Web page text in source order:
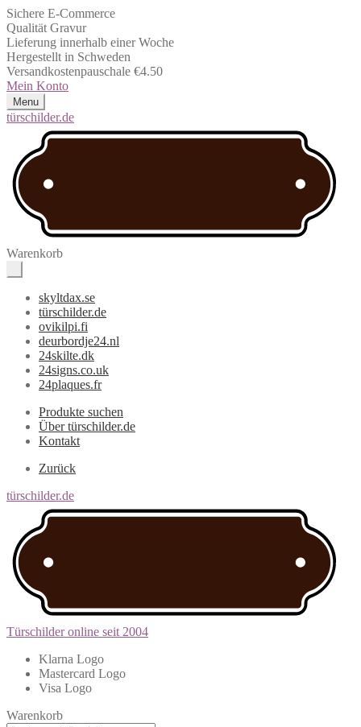
Sichere E-Commerce
Qualität Gravur
Lieferung innerhalb einer Woche
Hergestellt in Schweden
Versandkostenpauschale €4.50
Mein Konto
Menu
türschilder.de
Warenkorb
skyltdax.se
türschilder.de
ovikilpi.fi
deurbordje24.nl
24skilte.dk
24signs.co.uk
24plaques.fr
Produkte suchen
Über türschilder.de
Kontakt
Zurück
türschilder.de
Türschilder online seit 2004
Klarna Logo
Mastercard Logo
Visa Logo
Warenkorb